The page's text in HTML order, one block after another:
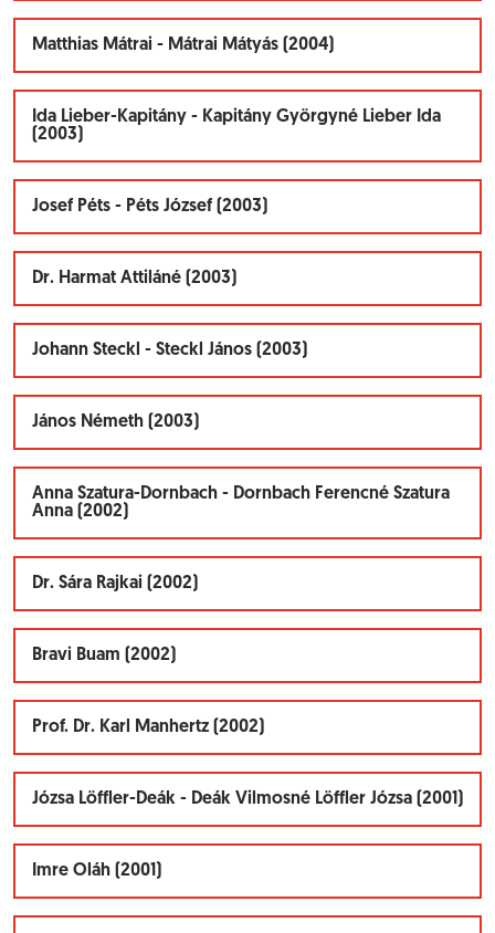
Matthias Mátrai - Mátrai Mátyás (2004)
Ida Lieber-Kapitány - Kapitány Györgyné Lieber Ida
(2003)
Josef Péts - Péts József (2003)
Dr. Harmat Attiláné (2003)
Johann Steckl - Steckl János (2003)
János Németh (2003)
Anna Szatura-Dornbach - Dornbach Ferencné Szatura
Anna (2002)
Dr. Sára Rajkai (2002)
Bravi Buam (2002)
Prof. Dr. Karl Manhertz (2002)
Józsa Löffler-Deák - Deák Vilmosné Löffler Józsa (2001)
Imre Oláh (2001)